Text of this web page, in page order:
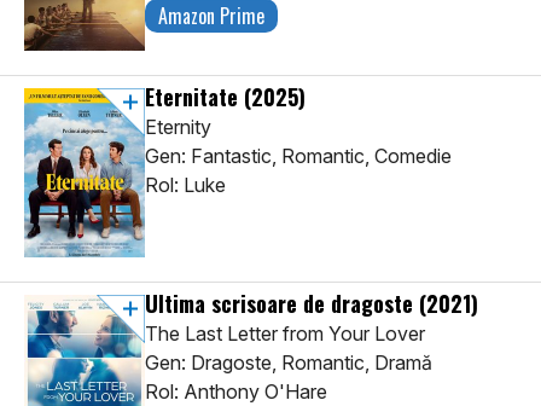
Amazon Prime
Eternitate (2025)
Eternity
Gen: Fantastic, Romantic, Comedie
Rol: Luke
Ultima scrisoare de dragoste (2021)
The Last Letter from Your Lover
Gen: Dragoste, Romantic, Dramă
Rol: Anthony O'Hare